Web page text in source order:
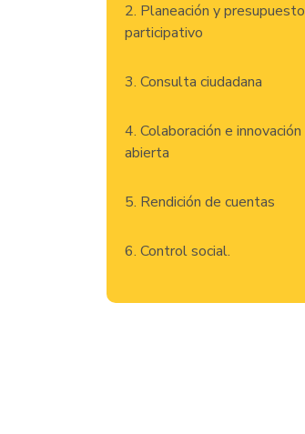
2. Planeación y presupuesto
participativo
3. Consulta ciudadana
4. Colaboración e innovación
abierta
5. Rendición de cuentas
6. Control social.